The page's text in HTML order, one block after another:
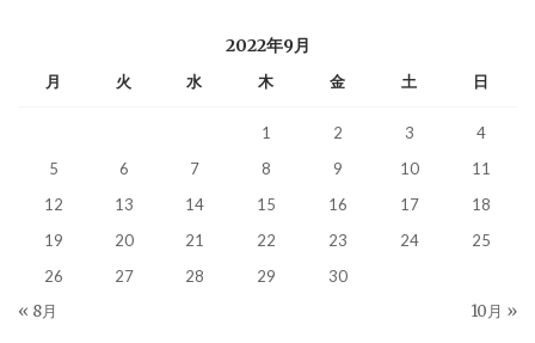
2022年9月
月 火 水 木 金 土 日
1 2 3
4
5
6 7 8 9 10
11
12
13 14 15 16 17
18
19
20 21 22 23 24
25
26
27 28 29 30
« 8月 10月 »